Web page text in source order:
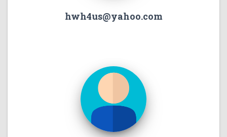
hwh4us@yahoo.com